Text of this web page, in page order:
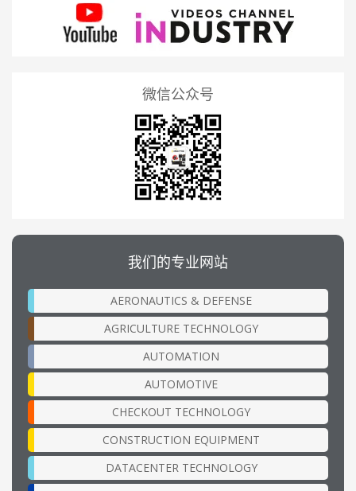
微信公众号
我们的专业网站
AERONAUTICS & DEFENSE
AGRICULTURE TECHNOLOGY
AUTOMATION
AUTOMOTIVE
CHECKOUT TECHNOLOGY
CONSTRUCTION EQUIPMENT
DATACENTER TECHNOLOGY